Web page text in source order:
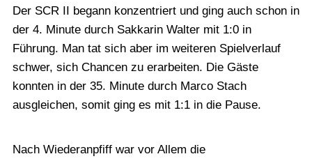
Der SCR II begann konzentriert und ging auch schon in
der 4. Minute durch Sakkarin Walter mit 1:0 in
Führung. Man tat sich aber im weiteren Spielverlauf
schwer, sich Chancen zu erarbeiten. Die Gäste
konnten in der 35. Minute durch Marco Stach
ausgleichen, somit ging es mit 1:1 in die Pause.
Nach Wiederanpfiff war vor Allem die